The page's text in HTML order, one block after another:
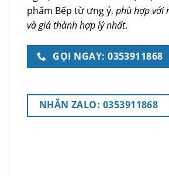
phẩm Bếp từ ưng ý, phù hợp với
và giá thành hợp lý nhất.
GỌI NGAY: 0353911868
NHẮN ZALO: 0353911868